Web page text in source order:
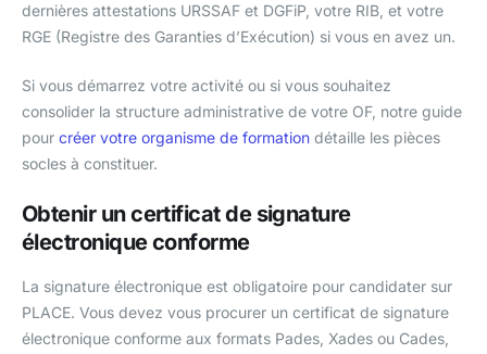
dernières attestations URSSAF et DGFiP, votre RIB, et votre
RGE (Registre des Garanties d’Exécution) si vous en avez un.
Si vous démarrez votre activité ou si vous souhaitez
consolider la structure administrative de votre OF, notre guide
pour créer votre organisme de formation détaille les pièces
socles à constituer.
Obtenir un certificat de signature
électronique conforme
La signature électronique est obligatoire pour candidater sur
PLACE. Vous devez vous procurer un certificat de signature
électronique conforme aux formats Pades, Xades ou Cades,